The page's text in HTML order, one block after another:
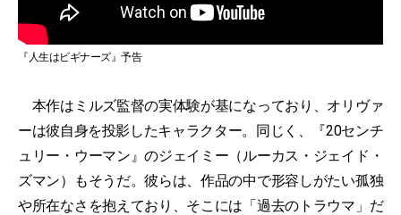
『人生はビギナーズ』予告
本作はミルズ監督の実体験が基になっており、オリヴァ
ーは彼自身を投影したキャラクター。同じく、『20センチ
ュリー・ウーマン』のジェイミー（ルーカス・ジェイド・
ズマン）もそうだ。彼らは、作品の中で形容しがたい孤独
や所在なさを抱えており、そこには「過去のトラウマ」だ